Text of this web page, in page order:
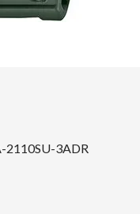
2110SU-3ADR